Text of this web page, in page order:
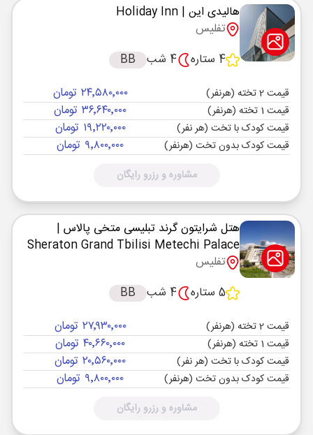
هالیدی این | Holiday Inn
تفلیس
4 ستاره
4 شب BB
قیمت 2 تخته (هرنفر) ۲۴٬۵۸۰٬۰۰۰ تومان
قیمت 1 تخته (هرنفر) ۳۶٬۶۴۰٬۰۰۰ تومان
قیمت کودک با تخت (هر نفر) ۱۹٬۲۲۰٬۰۰۰ تومان
قیمت کودک بدون تخت (هرنفر) ۹٬۸۰۰٬۰۰۰ تومان
مشاوره و رزرو رایگان
هتل شرایتون گرند تبلیسی متخی پالاس |
Sheraton Grand Tbilisi Metechi Palace
تفلیس
5 ستاره
4 شب BB
قیمت 2 تخته (هرنفر) ۲۷٬۹۳۰٬۰۰۰ تومان
قیمت 1 تخته (هرنفر) ۴۰٬۶۶۰٬۰۰۰ تومان
قیمت کودک با تخت (هر نفر) ۲۰٬۵۶۰٬۰۰۰ تومان
قیمت کودک بدون تخت (هرنفر) ۹٬۸۰۰٬۰۰۰ تومان
مشاوره و رزرو رایگان